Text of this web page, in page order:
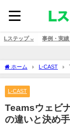
Lステップ ⌵ 事例・実
ホーム L-CAST
め手を紹介
L-CAST
Teamsウェビ
の違いと決め